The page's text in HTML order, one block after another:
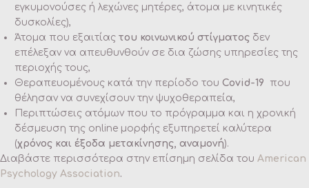
εγκυμονούσες ή λεχώνες μητέρες, άτομα με κινητικές
δυσκολίες),
Άτομα που εξαιτίας του κοινωνικού στίγματος δεν
επέλεξαν να απευθυνθούν σε δια ζώσης υπηρεσίες της
περιοχής τους,
Θεραπευομένους κατά την περίοδο του Covid-19 που
θέλησαν να συνεχίσουν την ψυχοθεραπεία,
Περιπτώσεις ατόμων που το πρόγραμμα και η χρονική
δέσμευση της online μορφής εξυπηρετεί καλύτερα
(χρόνος και έξοδα μετακίνησης, αναμονή).
Διαβάστε περισσότερα στην επίσημη σελίδα του American
Psychology Association.